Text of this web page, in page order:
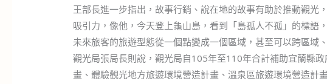
王部長進一步指出，故事行銷、說在地的故事有助於推動觀光
吸引力，像他，今天登上龜山島，看到「島孤人不孤」的標語
未來旅客的旅遊型態從一個點變成一個區域，甚至可以跨區域
觀光局張局長則說，觀光局自105年至110年合計補助宜蘭縣
畫、體驗觀光地方旅遊環境營造計畫、溫泉區旅遊環境營造計